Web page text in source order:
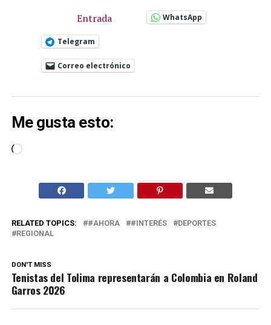
Entrada WhatsApp
Telegram
Correo electrónico
Me gusta esto:
Cargando...
RELATED TOPICS: #AHORA #INTERÉS
DEPORTES
REGIONAL
DON'T MISS
Tenistas del Tolima representarán a Colombia en Roland
Garros 2026